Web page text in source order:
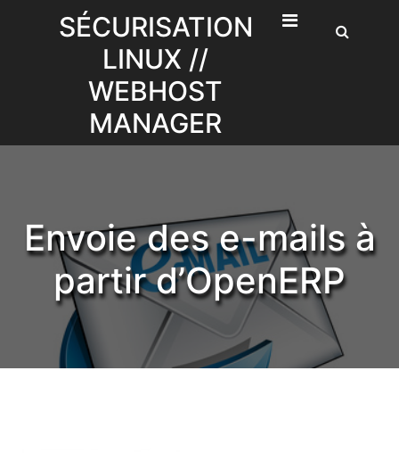
SÉCURISATION
LINUX //
WEBHOST
MANAGER
Envoie des e-mails à
partir d’OpenERP